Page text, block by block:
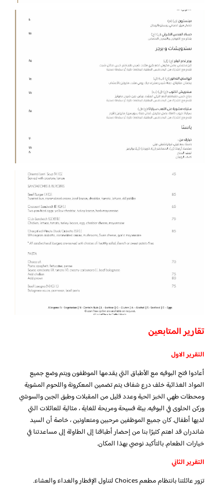
تقارير المتابعين
التقرير الاول
أعادوا فتح البوفيه مع الأطباق التي يقدمها الموظفون ويتم وضع جميع
المواد الغذائية خلف درع شفاف يتم تضمين المعكرونة واللحوم المشوية
ومحطات طهي الخبز الحية وعدد قليل من المقبلات وطبق الجبن والسوشي
وركن الحلوى في البوفيه. بيئة فسيحة ومريحة للغاية ، مثالية للعائلات التي
لديها أطفال. كان جميع الموظفين مرحبين ومتعاونين ، خاصة أن السيد
شاندران قد اهتم كثيرًا بنا من إحضار أطباقنا إلى الطاولة إلى مساعدتنا في
خيارات الطعام. بالتأكيد نوصي بهذا المكان.
التقرير الثاني
تزور عائلتنا بانتظام مطعم Choices لتناول الإفطار والغداء والعشاء.